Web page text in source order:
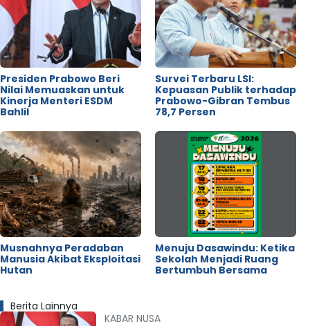
Presiden Prabowo Beri
Nilai Memuaskan untuk
Kinerja Menteri ESDM
Bahlil
Survei Terbaru LSI:
Kepuasan Publik terhadap
Prabowo-Gibran Tembus
78,7 Persen
Musnahnya Peradaban
Manusia Akibat Eksploitasi
Hutan
Menuju Dasawindu: Ketika
Sekolah Menjadi Ruang
Bertumbuh Bersama
Berita Lainnya
KABAR NUSA